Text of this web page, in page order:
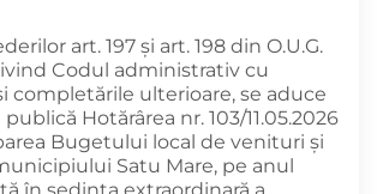
art. 197 și art. 198 din O.U.G.
Codul administrativ cu
completările ulterioare, se aduce
Hotărârea nr. 103/11.05.2026
Bugetului local de venituri şi
Satu Mare, pe anul